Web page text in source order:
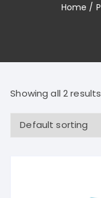
Home /
Showing all 2 results